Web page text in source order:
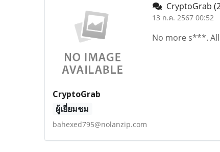
CryptoGrab
ผู้เยี่ยมชม
bahexed795@nolanzip.com
CryptoGrab
13 ก.ค. 2567 00:52
No more s***.